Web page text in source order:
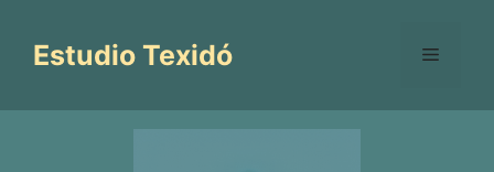
contenido
Estudio Texidó Menú